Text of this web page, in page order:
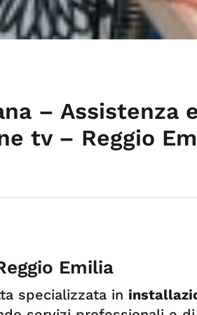
– Assistenza
tv – Reggio
Emilia
specializzata in